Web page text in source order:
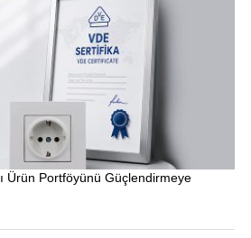
Ürün Portföyünü Güçlendirmeye